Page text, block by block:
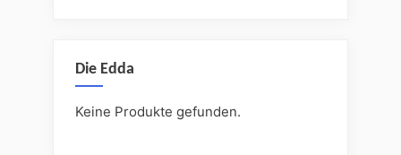
Die Edda
Keine Produkte gefunden.